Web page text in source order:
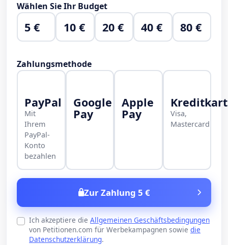
Wählen Sie Ihr Budget
5 € 10 € 20 € 40 € 80 €
Zahlungsmethode
PayPal
Mit
Ihrem
PayPal-
Konto
bezahlen
Google
Pay
Apple
Pay
Visa,
Mastercard
Zur Zahlung 5 €
Ich akzeptiere die Allgemeinen Geschäftsbedingungen
von Petitionen.com für Werbekampagnen sowie die
Datenschutzerklärung.